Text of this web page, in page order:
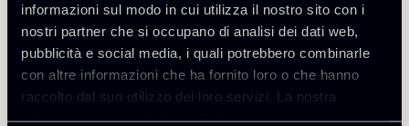
informazioni sul modo in cui utilizza il nostro sito con i
nostri partner che si occupano di analisi dei dati web,
pubblicità e social media, i quali potrebbero combinarle
con altre informazioni che ha fornito loro o che hanno
raccolto dal suo utilizzo dei loro servizi. La nostra
informativa privacy è disponibilequi.